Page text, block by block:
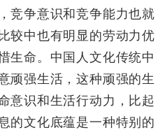
竞争意识和竞争能力也就
较中也有明显的劳动力优
生命。中国人文化传统中
顽强生活，这种顽强的生
意识和生活行动力，比起
的文化底蕴是一种特别的